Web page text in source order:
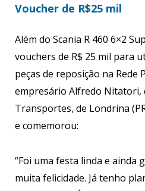
Voucher de R$25 mil
Além do Scania R 460 6×2
vouchers de R$ 25 mil para
peças de reposição na Rede
empresário Alfredo Nitatori,
Transportes, de Londrina
e comemorou:
“Foi uma festa linda e ainda
muita felicidade. Já tenho